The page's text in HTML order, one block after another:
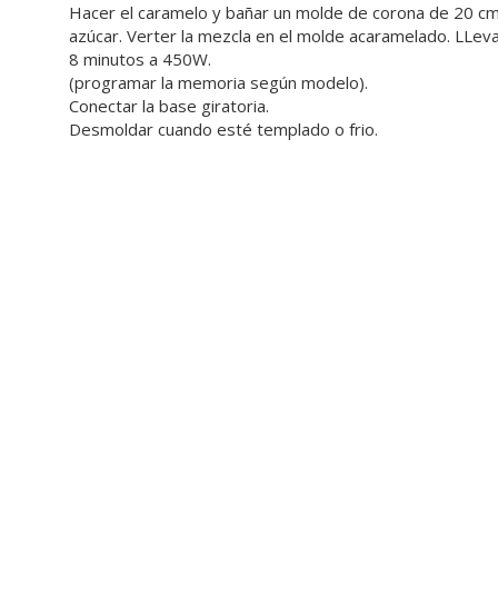
Hacer el caramelo y bañar un molde de corona de 20
azúcar. Verter la mezcla en el molde acaramelado.
8 minutos a 450W.
(programar la memoria según modelo).
Conectar la base giratoria.
Desmoldar cuando esté templado o frio.